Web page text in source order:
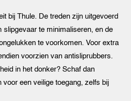
bij Thule. De treden zijn uitgevoerd
slipgevaar te minimaliseren, en de
te voorkomen. Voor extra
voorzien van antisliprubbers.
in het donker? Schaf dan
voor een veilige toegang, zelfs bij